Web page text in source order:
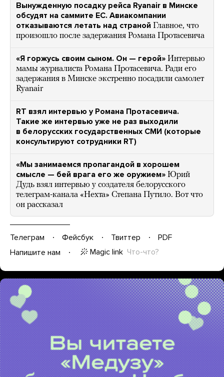
Вынужденную посадку рейса Ryanair в Минске
обсудят на саммите ЕС. Авиакомпании
отказываются летать над страной Главное, что
произошло после задержания Романа Протасевича
«Я горжусь своим сыном. Он — герой» Интервью
мамы журналиста Романа Протасевича. Ради его
задержания в Минске экстренно посадили самолет
Ryanair
RT взял интервью у Романа Протасевича.
Такие же интервью уже не раз выходили
в белорусских государственных СМИ (которые
консультируют сотрудники RT)
«Мы занимаемся пропагандой в хорошем
смысле — бей врага его же оружием» Юрий
Дудь взял интервью у создателя белорусского
телеграм-канала «Нехта» Степана Путило. Вот что
он рассказал
Телеграм Фейсбук Твиттер
PDF
Напишите нам
Magic link Что-что?